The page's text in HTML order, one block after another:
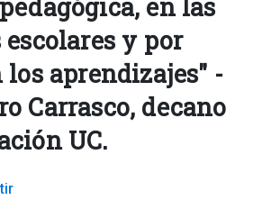
en las
y por
los aprendizajes" -
Carrasco, decano
UC.